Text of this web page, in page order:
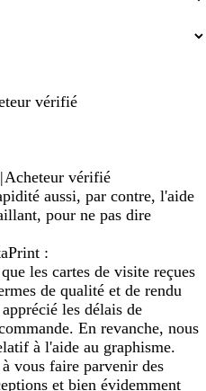
vérifié
|Acheteur vérifié
aussi, par contre, l'aide
pour ne pas dire
:
les cartes de visite reçues
de qualité et de rendu
les délais de
En revanche, nous
à l'aide au graphisme.
vous faire parvenir des
et bien évidemment